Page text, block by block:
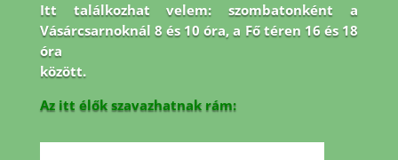
Itt találkozhat velem: szombatonként a
Vásárcsarnoknál 8 és 10 óra, a Fő téren 16 és 18
óra
között.
Az itt élők szavazhatnak rám: